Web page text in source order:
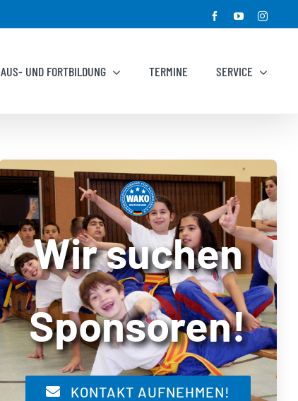
FacebookYouTube
AUS- UND FORTBILDUNG TERMINE SERVICE
Wir suchen
Sponsoren!
KONTAKT AUFNEHMEN!